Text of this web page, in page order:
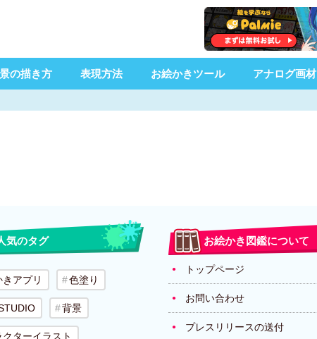
の描き方 表現方法 お絵かきツール アナログ画材
気のタグ
アプリ 色塗り
背景
ターイラスト
お絵かき図鑑について
トップページ
お問い合わせ
プレスリリースの送付